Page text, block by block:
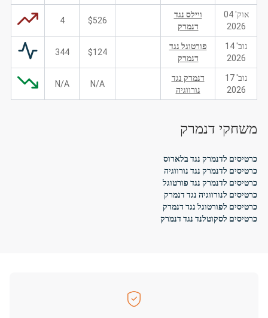
אוק' 04
2026
ויילס נגד
דנמרק
$526
4
נוב' 14
2026
פורטוגל נגד
דנמרק
$124
344
נוב' 17
2026
דנמרק נגד
נורווגיה
N/A
N/A
משחקי דנמרק
כרטיסים לדנמרק נגד בלארוס
כרטיסים לדנמרק נגד נורווגיה
כרטיסים לדנמרק נגד פורטוגל
כרטיסים לנורווגיה נגד דנמרק
כרטיסים לפורטוגל נגד דנמרק
כרטיסים לסקוטלנד נגד דנמרק